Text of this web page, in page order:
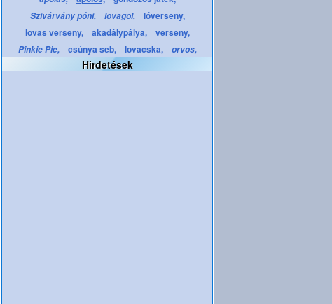
Szivárvány póni, lovagol,
lóverseny,
lovas verseny,
akadálypálya, verseny,
Pinkie Pie, csúnya seb, lovacska, orvos,
Hirdetések